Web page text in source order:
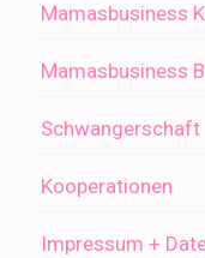
Mamasbusiness
Mamasbusiness
Schwangerschaft
Kooperationen
Impressum +